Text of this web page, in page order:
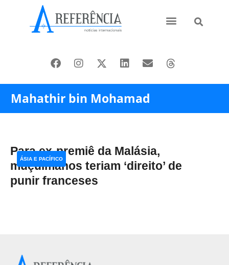
Mahathir bin Mohamad
Para ex-premiê da Malásia,
muçulmanos teriam ‘direito’ de
punir franceses
ÁSIA E PACÍFICO